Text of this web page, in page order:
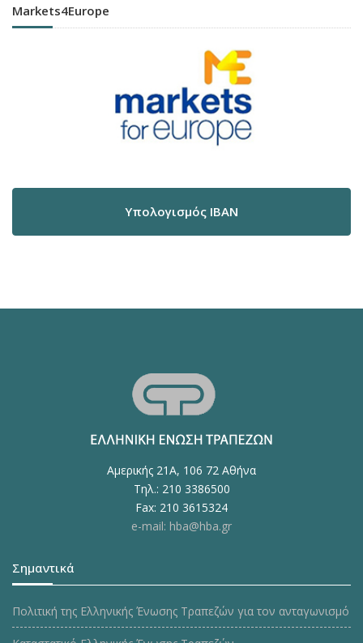
Markets4Europe
Υπολογισμός IBAN
Αμερικής 21Α, 106 72 Αθήνα
Τηλ.: 210 3386500
Fax: 210 3615324
e-mail: hba@hba.gr
Σημαντικά
Πολιτική της Ελληνικής Ένωσης Τραπεζών για τον ανταγωνισμό